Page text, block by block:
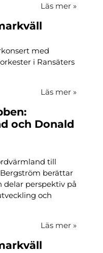
Läs mer »
med
i Ransäters
Läs mer »
och Donald
till
berättar
delar perspektiv på
och
Läs mer »